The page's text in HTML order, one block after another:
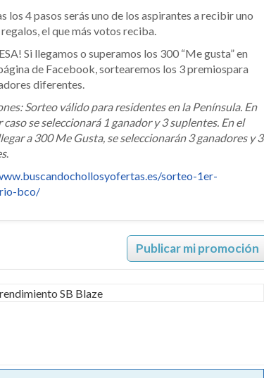
los 4 pasos serás uno de los aspirantes a recibir uno
el que más votos reciba.
Si llegamos o superamos los 300 “Me gusta” en
de Facebook, sortearemos los 3 premiospara
diferentes.
Sorteo válido para residentes en la Península. En
caso se seleccionará 1 ganador y 3 suplentes. En el
a 300 Me Gusta, se seleccionarán 3 ganadores y 3
.
sorteo-1er-
bco/
Publicar mi promoción